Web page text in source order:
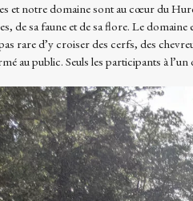
et notre domaine sont au cœur du
de sa faune et de sa flore. Le
rare d’y croiser des cerfs, des
au public. Seuls les participants à